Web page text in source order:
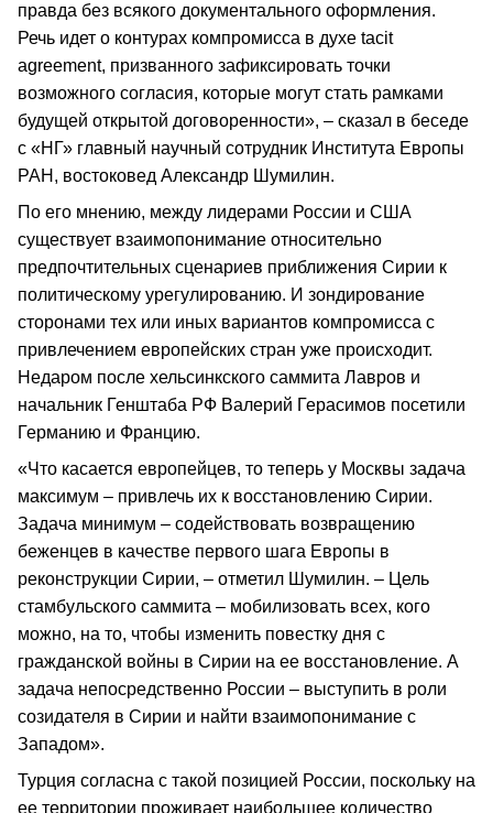
правда без всякого документального оформления.
Речь идет о контурах компромисса в духе tacit
agreement, призванного зафиксировать точки
возможного согласия, которые могут стать рамками
будущей открытой договоренности», – сказал в беседе
с «НГ» главный научный сотрудник Института Европы
РАН, востоковед Александр Шумилин.
По его мнению, между лидерами России и США
существует взаимопонимание относительно
предпочтительных сценариев приближения Сирии к
политическому урегулированию. И зондирование
сторонами тех или иных вариантов компромисса с
привлечением европейских стран уже происходит.
Недаром после хельсинкского саммита Лавров и
начальник Генштаба РФ Валерий Герасимов посетили
Германию и Францию.
«Что касается европейцев, то теперь у Москвы задача
максимум – привлечь их к восстановлению Сирии.
Задача минимум – содействовать возвращению
беженцев в качестве первого шага Европы в
реконструкции Сирии, – отметил Шумилин. – Цель
стамбульского саммита – мобилизовать всех, кого
можно, на то, чтобы изменить повестку дня с
гражданской войны в Сирии на ее восстановление. А
задача непосредственно России – выступить в роли
созидателя в Сирии и найти взаимопонимание с
Западом».
Турция согласна с такой позицией России, поскольку на
ее территории проживает наибольшее количество